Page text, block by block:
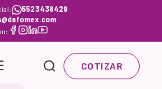
5523438429
COTIZAR